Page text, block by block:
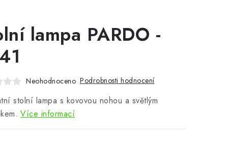
lampa PARDO -
Neohodnoceno Podrobnosti hodnocení
stolní lampa s kovovou nohou a světlým
Více informací